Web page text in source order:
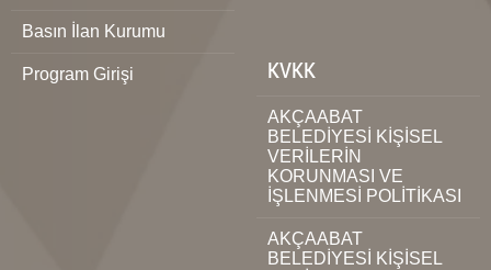
Basın İlan Kurumu
Program Girişi KVKK
AKÇAABAT
BELEDİYESİ KİŞİSEL
VERİLERİN
KORUNMASI VE
İŞLENMESİ POLİTİKASI
AKÇAABAT
BELEDİYESİ KİŞİSEL